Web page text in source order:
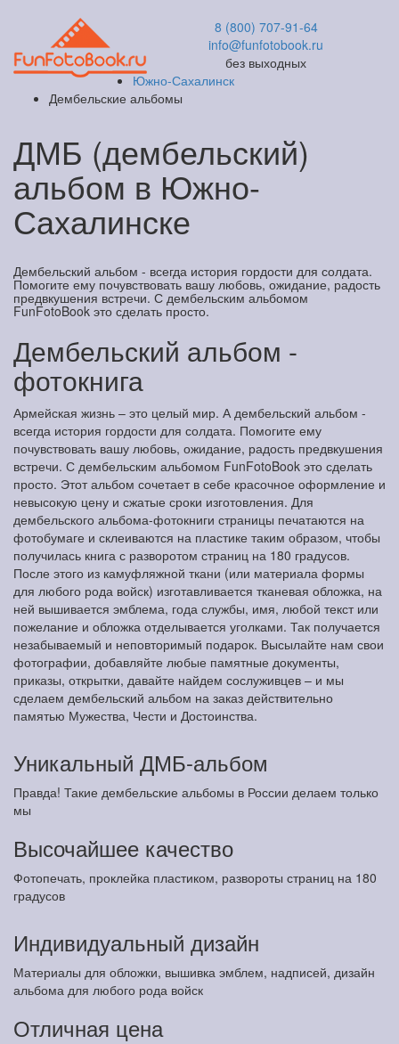
8 (800) 707-91-64
info@funfotobook.ru
без выходных
Южно-Сахалинск
Дембельские альбомы
ДМБ (дембельский)
альбом в Южно-
Сахалинске
Дембельский альбом - всегда история гордости для солдата.
Помогите ему почувствовать вашу любовь, ожидание, радость
предвкушения встречи. С дембельским альбомом
FunFotoBook это сделать просто.
Дембельский альбом -
фотокнига
Армейская жизнь – это целый мир. А дембельский альбом -
всегда история гордости для солдата. Помогите ему
почувствовать вашу любовь, ожидание, радость предвкушения
встречи. С дембельским альбомом FunFotoBook это сделать
просто. Этот альбом сочетает в себе красочное оформление и
невысокую цену и сжатые сроки изготовления. Для
дембельского альбома-фотокниги страницы печатаются на
фотобумаге и склеиваются на пластике таким образом, чтобы
получилась книга с разворотом страниц на 180 градусов.
После этого из камуфляжной ткани (или материала формы
для любого рода войск) изготавливается тканевая обложка, на
ней вышивается эмблема, года службы, имя, любой текст или
пожелание и обложка отделывается уголками. Так получается
незабываемый и неповторимый подарок. Высылайте нам свои
фотографии, добавляйте любые памятные документы,
приказы, открытки, давайте найдем сослуживцев – и мы
сделаем дембельский альбом на заказ действительно
памятью Мужества, Чести и Достоинства.
Уникальный ДМБ-альбом
Правда! Такие дембельские альбомы в России делаем только
мы
Высочайшее качество
Фотопечать, проклейка пластиком, развороты страниц на 180
градусов
Индивидуальный дизайн
Материалы для обложки, вышивка эмблем, надписей, дизайн
альбома для любого рода войск
Отличная цена